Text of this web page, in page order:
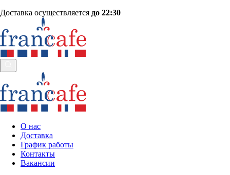
Доставка осуществляется до 22:30
О нас
Доставка
График работы
Контакты
Вакансии